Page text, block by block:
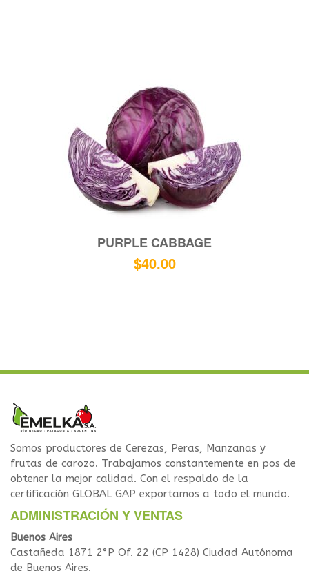
PURPLE CABBAGE
$40.00
Somos productores de Cerezas, Peras, Manzanas y
frutas de carozo. Trabajamos constantemente en pos de
obtener la mejor calidad. Con el respaldo de la
certificación GLOBAL GAP exportamos a todo el mundo.
ADMINISTRACIÓN Y VENTAS
Buenos Aires
Castañeda 1871 2°P Of. 22 (CP 1428) Ciudad Autónoma
de Buenos Aires.